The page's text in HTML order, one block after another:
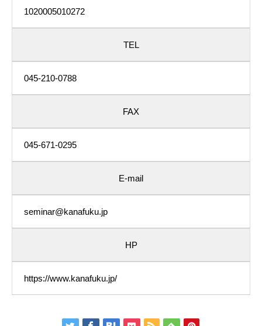
1020005010272
TEL
045-210-0788
FAX
045-671-0295
E-mail
seminar@kanafuku.jp
HP
https://www.kanafuku.jp/